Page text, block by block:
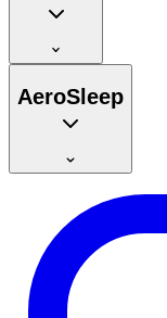
AeroSleep